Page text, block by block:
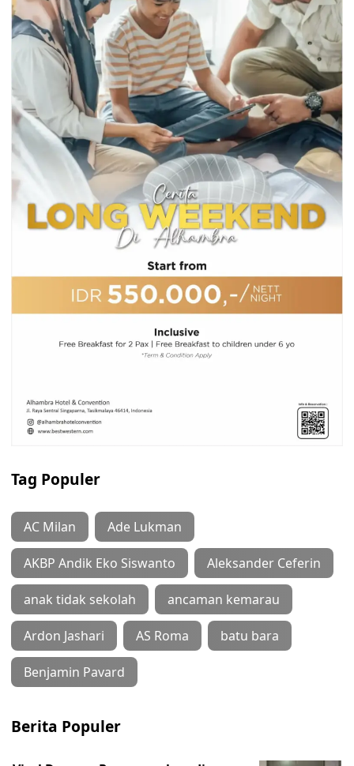
Tag Populer
AC Milan Ade Lukman
AKBP Andik Eko Siswanto Aleksander Ceferin
anak tidak sekolah ancaman kemarau
Ardon Jashari AS Roma batu bara
Benjamin Pavard
Berita Populer